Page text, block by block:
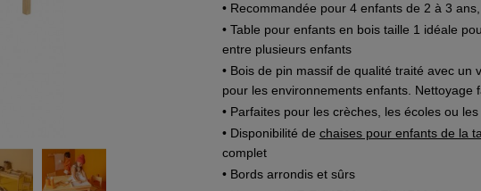
• Recommandée pour 4 enfants de 2 à 3
• Table pour enfants en bois taille 1 idéale
entre plusieurs enfants
• Bois de pin massif de qualité traité avec
pour les environnements enfants. Nettoyage
• Parfaites pour les crèches, les écoles ou
• Disponibilité de chaises pour enfants de la
complet
• Bords arrondis et sûrs